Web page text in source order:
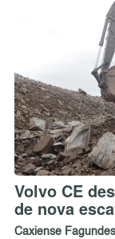
Volvo CE
de nova
Caxiense